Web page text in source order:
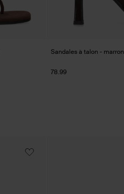
Sandales à talon - marron
78.99